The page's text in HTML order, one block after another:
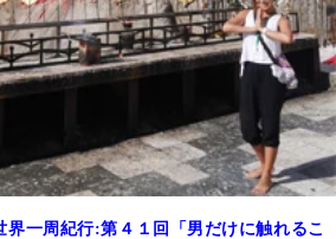
界一周紀行:第４１回「男だけに触れるこ